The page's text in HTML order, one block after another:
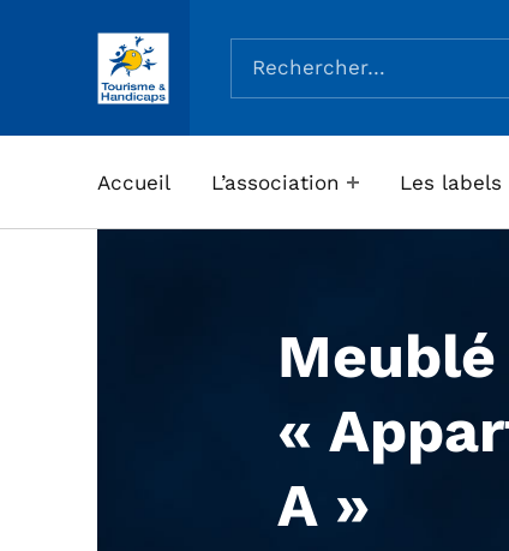
ASSOCIATION TOURISME ET HANDICAPS
Rechercher :
Accueil L’association Les labels
Meublé
«
A »